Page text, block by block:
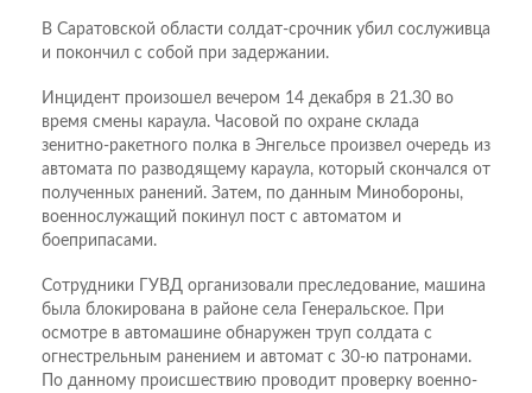
В Саратовской области солдат-срочник убил сослуживца
и покончил с собой при задержании.
Инцидент произошел вечером 14 декабря в 21.30 во
время смены караула. Часовой по охране склада
зенитно-ракетного полка в Энгельсе произвел очередь из
автомата по разводящему караула, который скончался от
полученных ранений. Затем, по данным Минобороны,
военнослужащий покинул пост с автоматом и
боеприпасами.
Сотрудники ГУВД организовали преследование, машина
была блокирована в районе села Генеральское. При
осмотре в автомашине обнаружен труп солдата с
огнестрельным ранением и автомат с 30-ю патронами.
По данному происшествию проводит проверку военно-